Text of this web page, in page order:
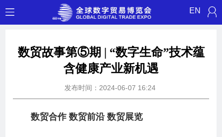
EN
数贸故事第⑤期 | “数字生命”技术蕴
含健康产业新机遇
发布时间：2024-06-07 16:24
数贸合作 数贸前沿 数贸展览